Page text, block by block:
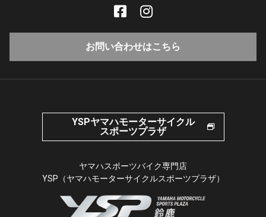
お問い合わせはこちら
YSPヤマハモーターサイクル
スポーツプラザ
ヤマハスポーツバイク専門店
YSP（ヤマハモーターサイクルスポーツプラザ）